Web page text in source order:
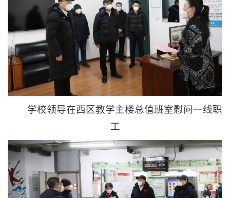
学校领导在西区教学主楼总值班室慰问一线职
工